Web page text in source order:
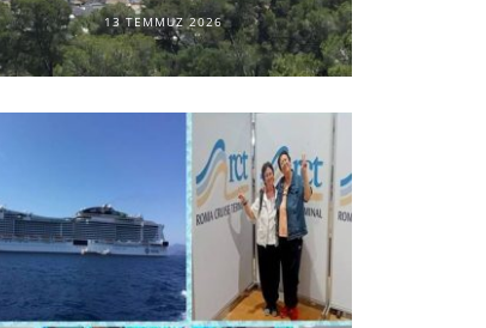
13 TEMMUZ 2026